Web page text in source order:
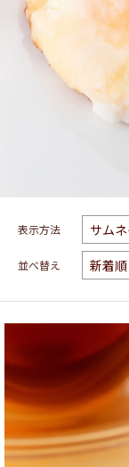
表示方法
並べ替え